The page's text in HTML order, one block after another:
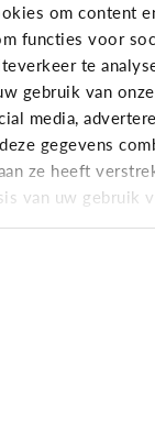
om content
functies voor
te
gebruik van
media,
gegevens
ze heeft
van uw gebruik
Guys?
mijn